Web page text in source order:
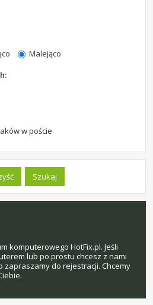
Malejąco
w poście
komputerowego HotFix.pl. Jeśli
lub po prostu chcesz z nami
zapraszamy do rejestracji. Chcemy